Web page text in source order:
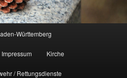
Württemberg
Impressum Kirche
/ Rettungsdienste